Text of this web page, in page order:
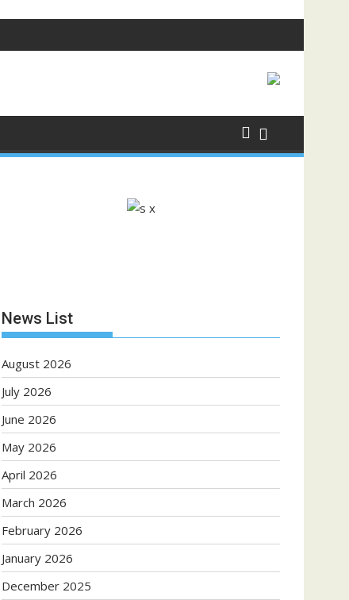
News List
August 2026
July 2026
June 2026
May 2026
April 2026
March 2026
February 2026
January 2026
December 2025